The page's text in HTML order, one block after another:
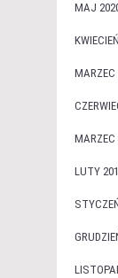
MAJ
MARZEC
MARZEC
LUTY